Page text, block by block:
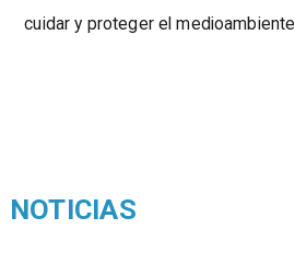
cuidar y proteger el medioambiente
NOTICIAS